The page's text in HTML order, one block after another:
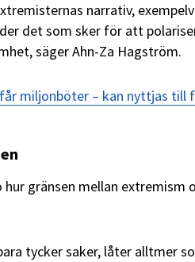
narrativ,
det som sker för att
säger Ahn-Za Hagström.
miljonböter – kan nyttjas till
gränsen mellan extremism
tycker saker, låter alltmer